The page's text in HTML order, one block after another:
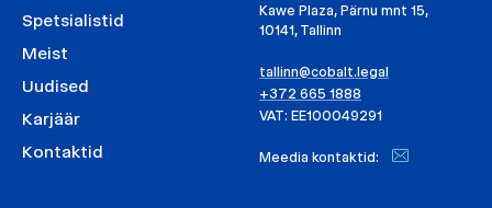
Spetsialistid
Meist
Uudised
Karjäär
Kontaktid
Kawe Plaza, Pärnu mnt 15,
10141, Tallinn
tallinn@cobalt.legal
+372 665 1888
VAT: EE100049291
Meedia kontaktid: